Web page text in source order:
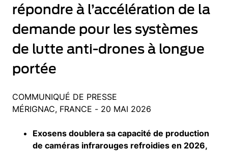
répondre à l’accélération de la
demande pour les systèmes
de lutte anti-drones à longue
portée
COMMUNIQUÉ DE PRESSE
MÉRIGNAC, FRANCE - 20 MAI 2026
Exosens doublera sa capacité de production
de caméras infrarouges refroidies en 2026,